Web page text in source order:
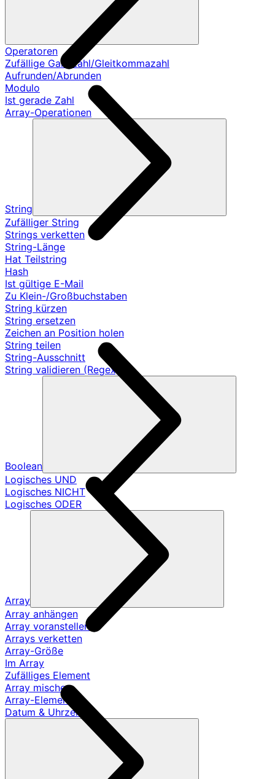
Operatoren
Zufällige Ganzzahl/Gleitkommazahl
Aufrunden/Abrunden
Modulo
Ist gerade Zahl
Array-Operationen
String
Zufälliger String
Strings verketten
String-Länge
Hat Teilstring
Hash
Ist gültige E-Mail
Zu Klein-/Großbuchstaben
String kürzen
String ersetzen
Zeichen an Position holen
String teilen
String-Ausschnitt
String validieren (Regex)
Boolean
Logisches UND
Logisches NICHT
Logisches ODER
Array
Array anhängen
Array voranstellen
Arrays verketten
Array-Größe
Im Array
Zufälliges Element
Array mischen
Array-Element
Datum & Uhrzeit